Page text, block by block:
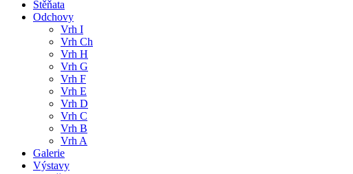
Štěňata
Odchovy
Vrh I
Vrh Ch
Vrh H
Vrh G
Vrh F
Vrh E
Vrh D
Vrh C
Vrh B
Vrh A
Galerie
Výstavy